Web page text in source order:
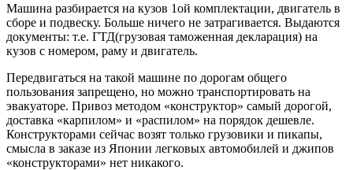
Машина разбирается на кузов 1ой комплектации, двигатель в
сборе и подвеску. Больше ничего не затрагивается. Выдаются
документы: т.е. ГТД(грузовая таможенная декларация) на
кузов с номером, раму и двигатель.
Передвигаться на такой машине по дорогам общего
пользования запрещено, но можно транспортировать на
эвакуаторе. Привоз методом «конструктор» самый дорогой,
доставка «карпилом» и «распилом» на порядок дешевле.
Конструкторами сейчас возят только грузовики и пикапы,
смысла в заказе из Японии легковых автомобилей и джипов
«конструкторами» нет никакого.